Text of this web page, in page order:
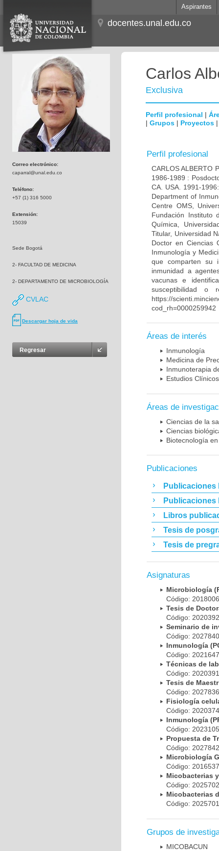
Aspirantes
docentes.unal.edu.co
Correo electrónico:
caparral@unal.edu.co
Teléfono:
+57 (1) 316 5000
Extensión:
15039
Sede Bogotá
2- FACULTAD DE MEDICINA
2- DEPARTAMENTO DE MICROBIOLOGÍA
CVLAC
Descargar hoja de vida
Regresar
Carlos
Exclusiva
Perfil profesional |
| Grupos | Proyectos
Perfil profesional
CARLOS ALBERTO
1986-1989 :
CA. USA. 1991-
Department of
Centre OMS,
Fundación Instituto
Química,
Titular, Universidad
Doctor en Ciencias
Inmunología y
que comparten su
inmunidad a
vacunas e
susceptibilidad o
https://
cod_rh=0000259942
Áreas de interés
Inmunología
Medicina de
Inmunoterapia
Estudios Clínicos
Áreas de
Ciencias de la
Ciencias
Biotecnología
Publicaciones
Publicaciones
Publicaciones
Libros
Tesis de
Tesis de
Asignaturas
Microbiología
Código:
Tesis de
Código:
Seminario de
Código:
Inmunología
Código:
Técnicas de
Código:
Tesis de
Código:
Fisiología
Código:
Inmunología
Código:
Propuesta de
Código:
Microbiología
Código:
Micobacterias
Código:
Micobacterias
Código:
Grupos de
MICOBAC­UN